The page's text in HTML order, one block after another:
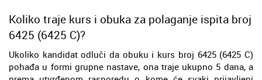
Koliko traje kurs i obuka za polaganje ispita broj
6425 (6425 C)?
Ukoliko kandidat odluči da obuku i kurs broj 6425 (6425 C)
pohađa u formi grupne nastave, ona traje ukupno 5 dana, a